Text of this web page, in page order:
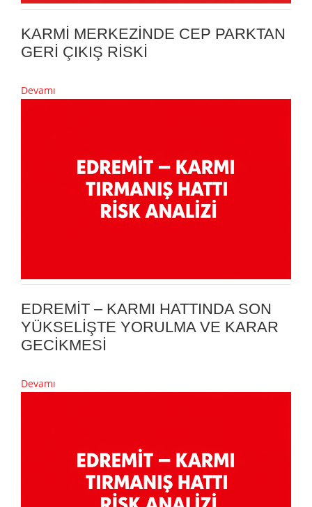
KARMİ MERKEZİNDE CEP PARKTAN
GERİ ÇIKIŞ RİSKİ
Devamı
EDREMİT – KARMI HATTINDA SON
YÜKSELİŞTE YORULMA VE KARAR
GECİKMESİ
Devamı